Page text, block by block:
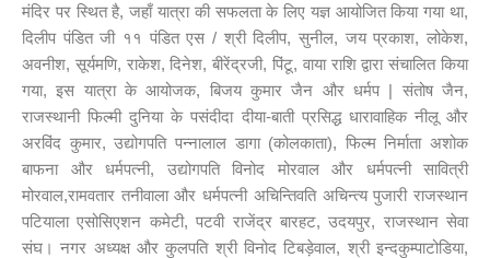
मंदिर पर स्थित है, जहाँ यात्रा की सफलता के लिए यज्ञ आयोजित किया गया था,
दिलीप पंडित जी ११ पंडित एस / श्री दिलीप, सुनील, जय प्रकाश, लोकेश,
अवनीश, सूर्यमणि, राकेश, दिनेश, बीरेंद्रजी, पिंटू, वाया राशि द्वारा संचालित किया
गया, इस यात्रा के आयोजक, बिजय कुमार जैन और धर्मप | संतोष जैन,
राजस्थानी फिल्मी दुनिया के पसंदीदा दीया-बाती प्रसिद्ध धारावाहिक नीलू और
अरविंद कुमार, उद्योगपति पन्नालाल डागा (कोलकाता), फिल्म निर्माता अशोक
बाफना और धर्मपत्नी, उद्योगपति विनोद मोरवाल और धर्मपत्नी सावित्री
मोरवाल,रामवतार तनीवाला और धर्मपत्नी अचिन्तिवति अचिन्त्य पुजारी राजस्थान
पटियाला एसोसिएशन कमेटी, पटवी राजेंद्र बारहट, उदयपुर, राजस्थान सेवा
संघ। नगर अध्यक्ष और कुलपति श्री विनोद टिबड़ेवाल, श्री इन्दकुम्पाटोडिया,